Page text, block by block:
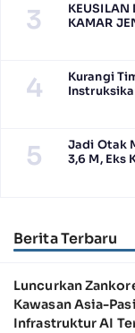
3
KEUSILAN
KAMAR
4
Kurangi
5
Jadi Otak
3,6 M, Eks
Berita Terbaru
Luncurkan
Kawasan Asia-
Infrastruktur AI